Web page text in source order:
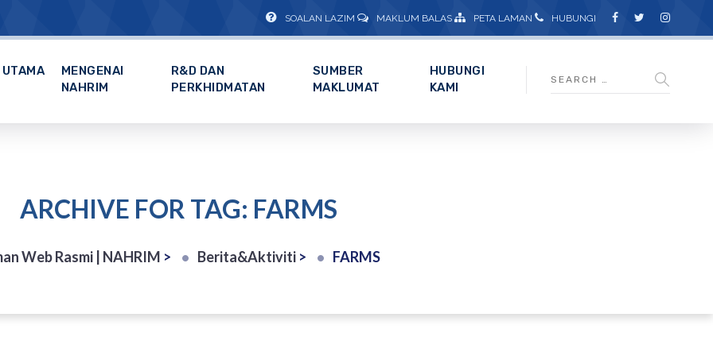
SOALAN LAZIM MAKLUM BALAS PETA LAMAN HUBUNGI
UTAMA
MENGENAI
NAHRIM
R&D DAN
PERKHIDMATAN
SUMBER
MAKLUMAT
HUBUNGI
KAMI
ARCHIVE FOR TAG: FARMS
Web Rasmi | NAHRIM > Berita&Aktiviti> FARMS